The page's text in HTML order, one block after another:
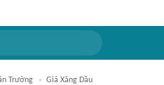
Trường
Giá Xăng Dầu